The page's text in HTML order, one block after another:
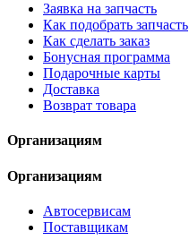
Заявка на запчасть
Как подобрать запчасть
Как сделать заказ
Бонусная программа
Подарочные карты
Доставка
Возврат товара
Организациям
Организациям
Автосервисам
Поставщикам